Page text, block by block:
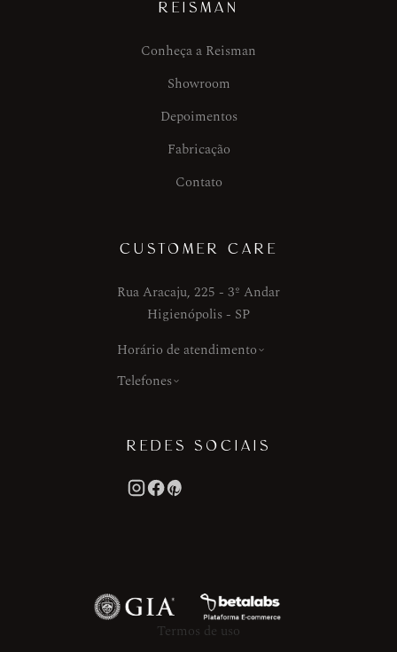
REISMAN
Conheça a Reisman
Showroom
Depoimentos
Fabricação
Contato
CUSTOMER CARE
Rua Aracaju, 225 - 3º Andar
Higienópolis - SP
Horário de atendimento
Telefones
REDES SOCIAIS
Termos de uso